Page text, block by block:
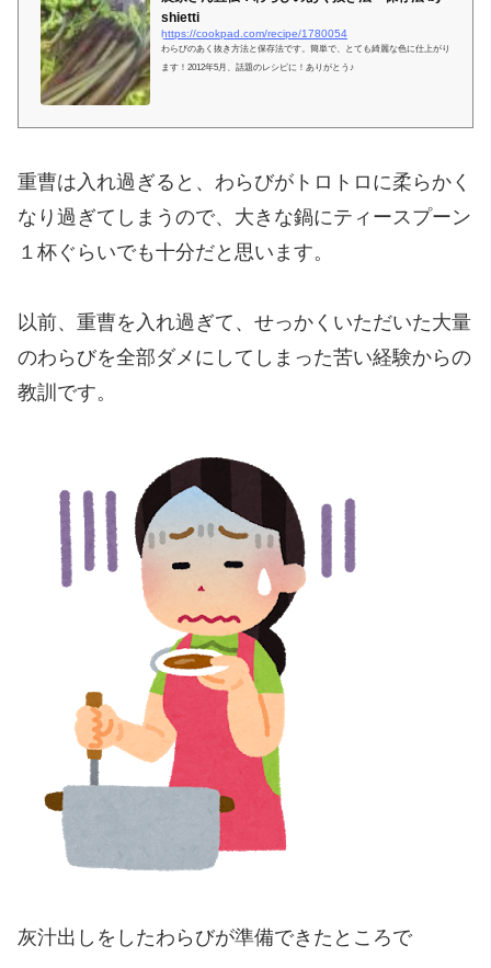
shietti
https://cookpad.com/recipe/1780054
わらびのあく抜き方法と保存法です。簡単で、とても綺麗な色に仕上がり
ます！2012年5月、話題のレシピに！ありがとう♪
重曹は入れ過ぎると、わらびがトロトロに柔らかく
なり過ぎてしまうので、大きな鍋にティースプーン
１杯ぐらいでも十分だと思います。
以前、重曹を入れ過ぎて、せっかくいただいた大量
のわらびを全部ダメにしてしまった苦い経験からの
教訓です。
灰汁出しをしたわらびが準備できたところで